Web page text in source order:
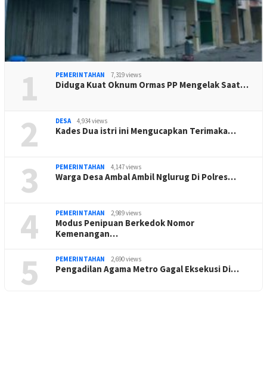
1 PEMERINTAHAN 7,319 views
Diduga Kuat Oknum Ormas PP Mengelak Saat…
2 DESA 4,934 views
Kades Dua istri ini Mengucapkan Terimaka…
3 PEMERINTAHAN 4,147 views
Warga Desa Ambal Ambil Nglurug Di Polres…
4 PEMERINTAHAN 2,989 views
Modus Penipuan Berkedok Nomor
Kemenangan…
5 PEMERINTAHAN 2,690 views
Pengadilan Agama Metro Gagal Eksekusi Di…